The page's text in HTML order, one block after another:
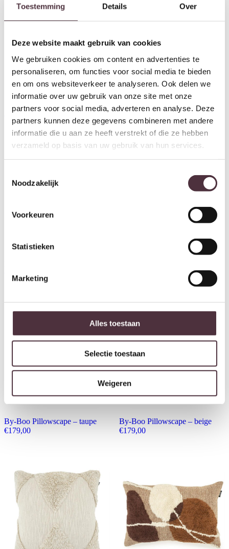
Toestemming Details Over
Deze website maakt gebruik van cookies
We gebruiken cookies om content en advertenties te
personaliseren, om functies voor social media te bieden
en om ons websiteverkeer te analyseren. Ook delen we
informatie over uw gebruik van onze site met onze
partners voor social media, adverteren en analyse. Deze
partners kunnen deze gegevens combineren met andere
informatie die u aan ze heeft verstrekt of die ze hebben
verzameld op basis van uw gebruik van hun services.
Noodzakelijk
Voorkeuren
Statistieken
Marketing
Alles toestaan
Selectie toestaan
Weigeren
By-Boo Obli – green
By-Boo Flock – green
179,00
By-Boo Pillowscape – taupe
€179,00
By-Boo Pillowscape – beige
€179,00